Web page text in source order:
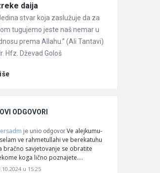
daija
stvar koja zaslužuje da za
tugujemo jeste naš nemar u
prema Allahu.” (Ali Tantavi)
Hfz. Dževad Gološ
ODGOVORI
je unio odgovor Ve alejkumu-
ve rahmetullahi ve berekatuhu
bračno savjetovanje se obratite
koga lično poznajete.…
u 15:25